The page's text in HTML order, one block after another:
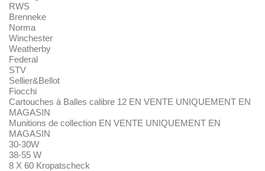
RWS
Brenneke
Norma
Winchester
Weatherby
Federal
STV
Sellier&Bellot
Fiocchi
Cartouches à Balles calibre 12 EN VENTE UNIQUEMENT EN
MAGASIN
Munitions de collection EN VENTE UNIQUEMENT EN
MAGASIN
30-30W
38-55 W
8 X 60 Kropatscheck